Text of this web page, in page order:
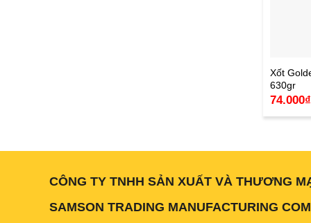
Xốt
630gr
74.000₫
CÔNG TY TNHH SẢN XUẤT VÀ THƯƠNG
SAMSON TRADING MANUFACTURING